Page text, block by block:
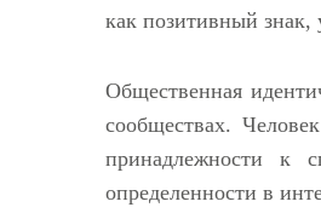
как позитивный
Общественная
сообществах.
принадлежности к
определенности в